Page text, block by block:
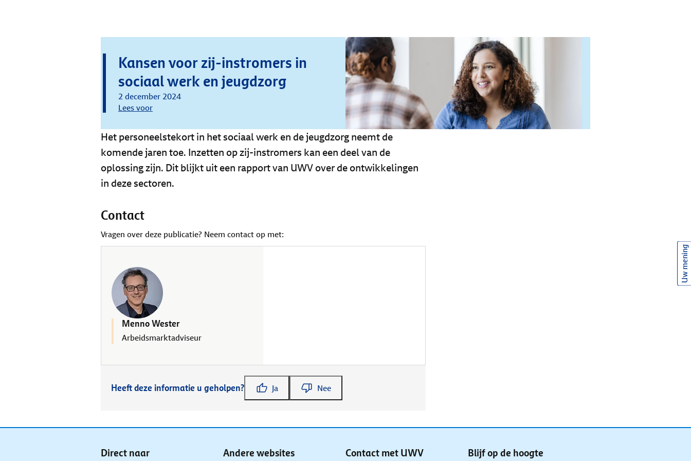
Kansen voor zij-instromers in
sociaal werk en jeugdzorg
2 december 2024
Lees voor
Het personeelstekort in het sociaal werk en de jeugdzorg neemt de
komende jaren toe. Inzetten op zij-instromers kan een deel van de
oplossing zijn. Dit blijkt uit een rapport van UWV over de ontwikkelingen
in deze sectoren.
Contact
Vragen over deze publicatie? Neem contact op met:
Menno Wester
Arbeidsmarktadviseur
Heeft deze informatie u geholpen? Ja Nee
Direct naar Andere websites Contact met UWV Blijf op de hoogte
Uw mening